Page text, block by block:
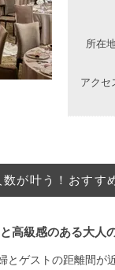
所在
アクセ
数が叶う！おすす
高級感のある大人
とゲストの距離間が